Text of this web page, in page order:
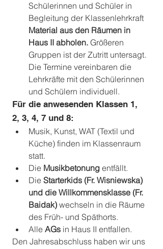
Schülerinnen und Schüler in
Begleitung der Klassenlehrkraft
Material aus den Räumen in
Haus II abholen. Größeren
Gruppen ist der Zutritt untersagt.
Die Termine vereinbaren die
Lehrkräfte mit den Schülerinnen
und Schülern individuell.
Für die anwesenden Klassen 1,
2, 3, 4, 7 und 8:
Musik, Kunst, WAT (Textil und
Küche) finden im Klassenraum
statt.
Die Musikbetonung entfällt.
Die Starterkids (Fr. Wisniewska)
und die Willkommensklasse (Fr.
Baidak) wechseln in die Räume
des Früh- und Späthorts.
Alle AGs in Haus II entfallen.
Den Jahresabschluss haben wir uns